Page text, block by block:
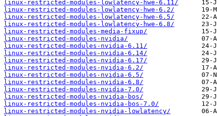
linux-restricted-modules-lowlatency-hwe-6.11/
linux-restricted-modules-lowlatency-hwe-6.2/
linux-restricted-modules-lowlatency-hwe-6.5/
linux-restricted-modules-lowlatency-hwe-6.8/
linux-restricted-modules-media-fixup/
linux-restricted-modules-nvidia/
linux-restricted-modules-nvidia-6.11/
linux-restricted-modules-nvidia-6.14/
linux-restricted-modules-nvidia-6.17/
linux-restricted-modules-nvidia-6.2/
linux-restricted-modules-nvidia-6.5/
linux-restricted-modules-nvidia-6.8/
linux-restricted-modules-nvidia-7.0/
linux-restricted-modules-nvidia-bos/
linux-restricted-modules-nvidia-bos-7.0/
linux-restricted-modules-nvidia-lowlatency/